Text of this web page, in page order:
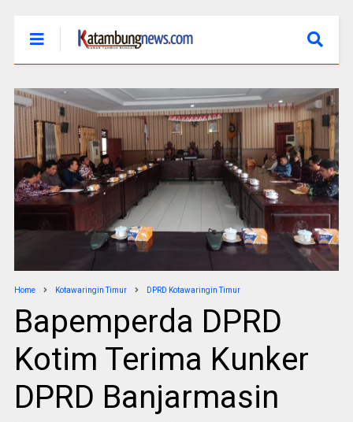
Home Kotawaringin Timur DPRD Kotawaringin Timur
Bapemperda DPRD
Kotim Terima Kunker
DPRD Banjarmasin